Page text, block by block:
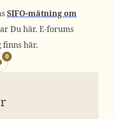
SIFO-mätning om
Du här. E-forums
finns här.
0